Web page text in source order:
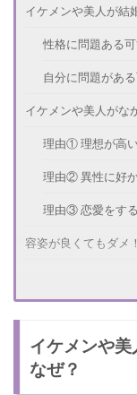
イケメンや美人が結
性格に問題ある
自分に問題があ
イケメンや美人がな
理由① 理想が高
理由② 異性に好
理由③ 恋愛をす
容姿が良くてもダメ
性格に問題がある
イケメンで高収入だ
イケメンや
なぜ？